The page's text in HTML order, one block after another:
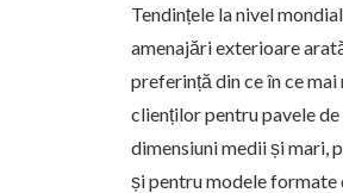
Tendințele la nivel
amenajări exterioare
preferință din ce în ce mai
clienților pentru pavele de
dimensiuni medii și mari,
și pentru modele formate